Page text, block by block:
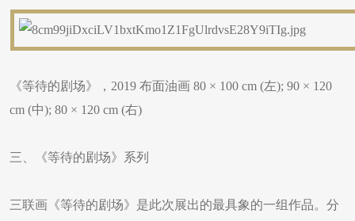
《等待的剧场》，2019 布面油画 80 × 100 cm (左); 90 × 120
cm (中); 80 × 120 cm (右)
三、《等待的剧场》系列
三联画《等待的剧场》是此次展出的最具象的一组作品。分